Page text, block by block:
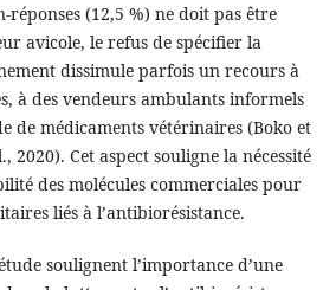
(12,5 %) ne doit pas être
avicole, le refus de spécifier la
dissimule parfois un recours à
à des vendeurs ambulants informels
de médicaments vétérinaires (Boko et
2020). Cet aspect souligne la nécessité
des molécules commerciales pour
liés à l’antibiorésistance.
soulignent l’importance d’une